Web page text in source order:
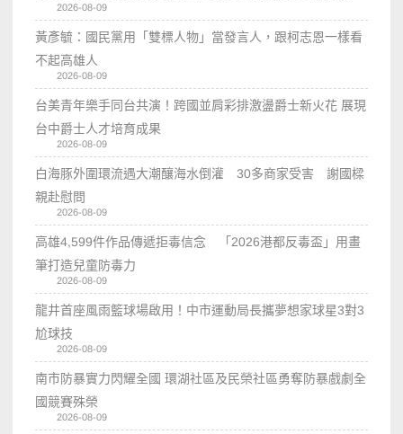
2026-08-09
黃彥毓：國民黨用「雙標人物」當發言人，跟柯志恩一樣看
不起高雄人
2026-08-09
台美青年樂手同台共演！跨國並肩彩排激盪爵士新火花 展現
台中爵士人才培育成果
2026-08-09
白海豚外圍環流遇大潮釀海水倒灌 30多商家受害 謝國樑
親赴慰問
2026-08-09
高雄4,599件作品傳遞拒毒信念 「2026港都反毒盃」用畫
筆打造兒童防毒力
2026-08-09
龍井首座風雨籃球場啟用！中市運動局長攜夢想家球星3對3
尬球技
2026-08-09
南市防暴實力閃耀全國 環湖社區及民榮社區勇奪防暴戲劇全
國競賽殊榮
2026-08-09